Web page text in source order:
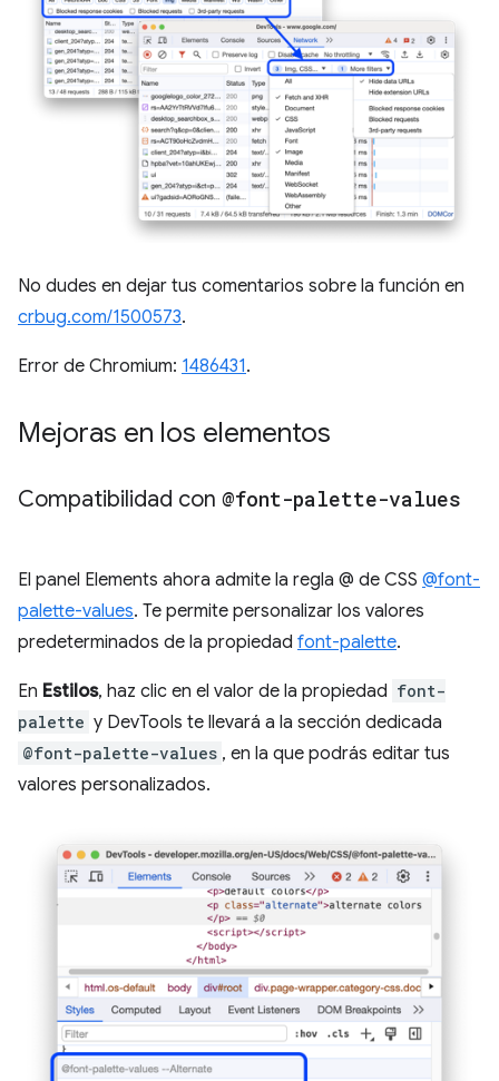
No dudes en dejar tus comentarios sobre la función en
crbug.com/1500573.
Error de Chromium: 1486431.
Mejoras en los elementos
Compatibilidad con @font-palette-values
El panel Elements ahora admite la regla @ de CSS @font-
palette-values. Te permite personalizar los valores
predeterminados de la propiedad font-palette.
En Estilos, haz clic en el valor de la propiedad font-
palette y DevTools te llevará a la sección dedicada
@font-palette-values , en la que podrás editar tus
valores personalizados.